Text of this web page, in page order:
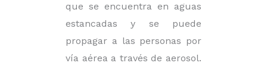
que se encuentra en aguas
estancadas y se puede
propagar a las personas por
vía aérea a través de aerosol.